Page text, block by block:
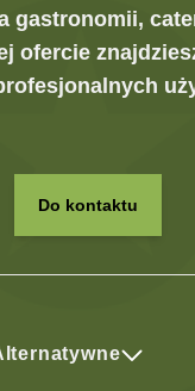
gastronomii,
ofercie
Do kontaktu